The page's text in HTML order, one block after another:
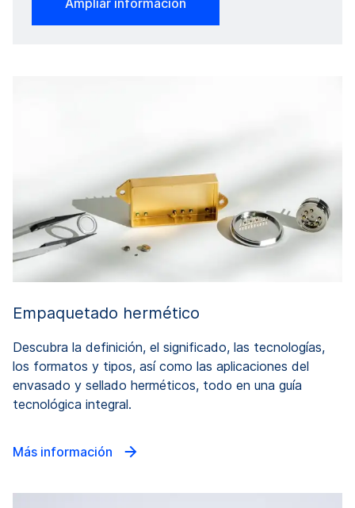
Ampliar información
Empaquetado hermético
Descubra la definición, el significado, las tecnologías,
los formatos y tipos, así como las aplicaciones del
envasado y sellado herméticos, todo en una guía
tecnológica integral.
Más información